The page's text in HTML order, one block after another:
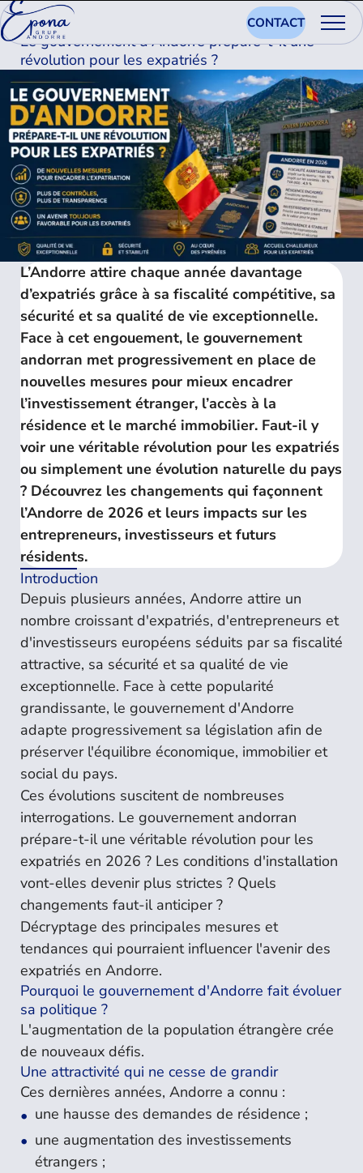
CONTACT
Le gouvernement d'Andorre prépare-t-il une
révolution pour les expatriés ?
L’Andorre attire chaque année davantage
d’expatriés grâce à sa fiscalité compétitive, sa
sécurité et sa qualité de vie exceptionnelle.
Face à cet engouement, le gouvernement
andorran met progressivement en place de
nouvelles mesures pour mieux encadrer
l’investissement étranger, l’accès à la
résidence et le marché immobilier. Faut-il y
voir une véritable révolution pour les expatriés
ou simplement une évolution naturelle du pays
? Découvrez les changements qui façonnent
l’Andorre de 2026 et leurs impacts sur les
entrepreneurs, investisseurs et futurs
résidents.
Introduction
Depuis plusieurs années, Andorre attire un
nombre croissant d'expatriés, d'entrepreneurs et
d'investisseurs européens séduits par sa fiscalité
attractive, sa sécurité et sa qualité de vie
exceptionnelle. Face à cette popularité
grandissante, le gouvernement d'Andorre
adapte progressivement sa législation afin de
préserver l'équilibre économique, immobilier et
social du pays.
Ces évolutions suscitent de nombreuses
interrogations. Le gouvernement andorran
prépare-t-il une véritable révolution pour les
expatriés en 2026 ? Les conditions d'installation
vont-elles devenir plus strictes ? Quels
changements faut-il anticiper ?
Décryptage des principales mesures et
tendances qui pourraient influencer l'avenir des
expatriés en Andorre.
Pourquoi le gouvernement d'Andorre fait évoluer
sa politique ?
L'augmentation de la population étrangère crée
de nouveaux défis.
Une attractivité qui ne cesse de grandir
Ces dernières années, Andorre a connu :
une hausse des demandes de résidence ;
une augmentation des investissements
étrangers ;